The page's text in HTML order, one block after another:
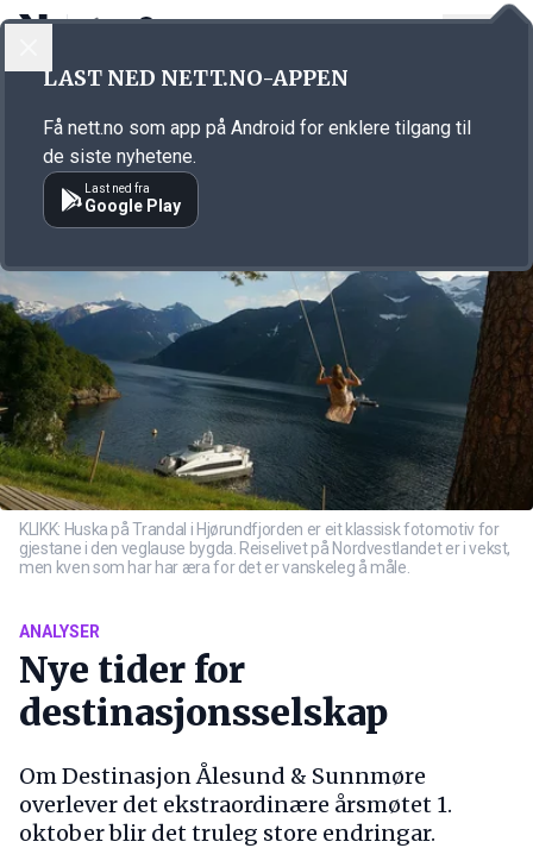
Annonsørinnhold
KLIKK: Huska på Trandal i Hjørundfjorden er eit klassisk fotomotiv for
gjestane i den veglause bygda. Reiselivet på Nordvestlandet er i vekst,
men kven som har har æra for det er vanskeleg å måle.
ANALYSER
Nye tider for
destinasjonsselskap
Om Destinasjon Ålesund & Sunnmøre
overlever det ekstraordinære årsmøtet 1.
oktober blir det truleg store endringar.
LAST NED NETT.NO-APPEN
Få nett.no som app på Android for enklere tilgang til
de siste nyhetene.
Last ned fra
Google Play